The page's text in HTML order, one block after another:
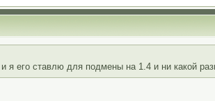
я его ставлю для подмены на 1.4 и ни какой